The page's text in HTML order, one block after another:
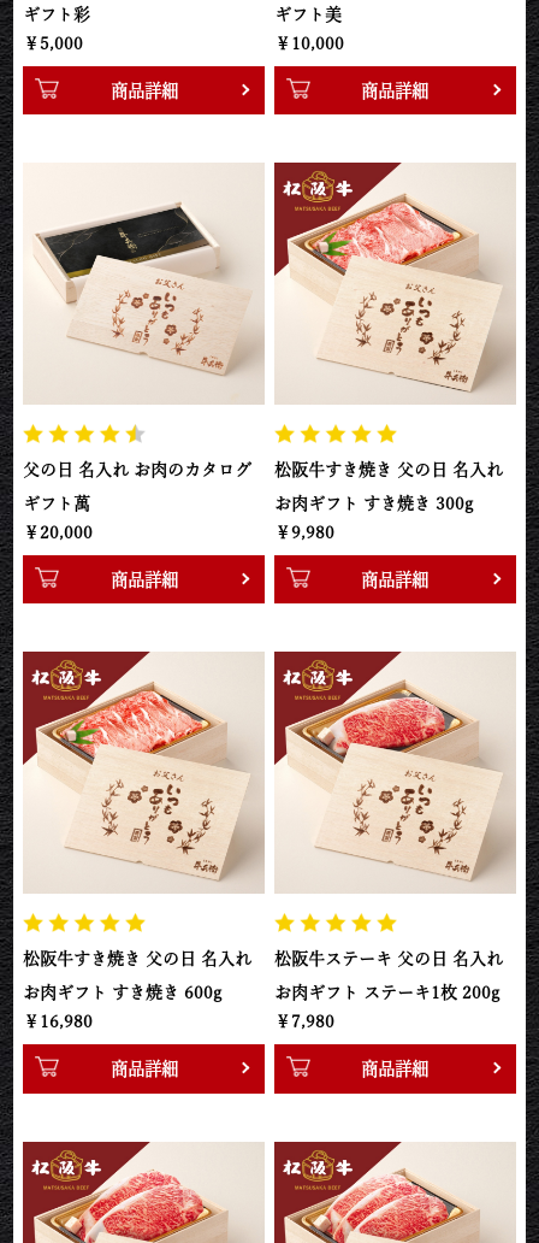
ギフト彩
￥5,000
商品詳細
ギフト美
￥10,000
商品詳細
父の日 名入れ お肉のカタログ
ギフト萬
￥20,000
商品詳細
松阪牛すき焼き 父の日 名入れ
お肉ギフト すき焼き 300g
￥9,980
商品詳細
松阪牛すき焼き 父の日 名入れ
お肉ギフト すき焼き 600g
￥16,980
商品詳細
松阪牛ステーキ 父の日 名入れ
お肉ギフト ステーキ1枚 200g
￥7,980
商品詳細